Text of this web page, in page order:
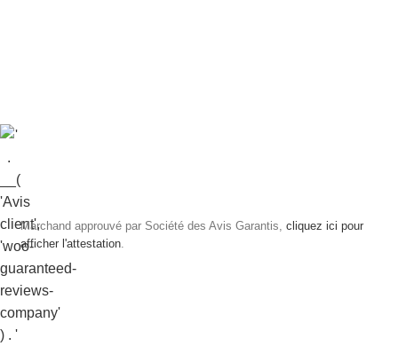
Marchand approuvé par Société des Avis Garantis, cliquez ici pour
afficher l'attestation.